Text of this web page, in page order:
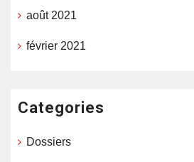
août 2021
février 2021
Categories
Dossiers